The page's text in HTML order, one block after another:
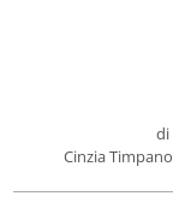
di
Cinzia Timpano